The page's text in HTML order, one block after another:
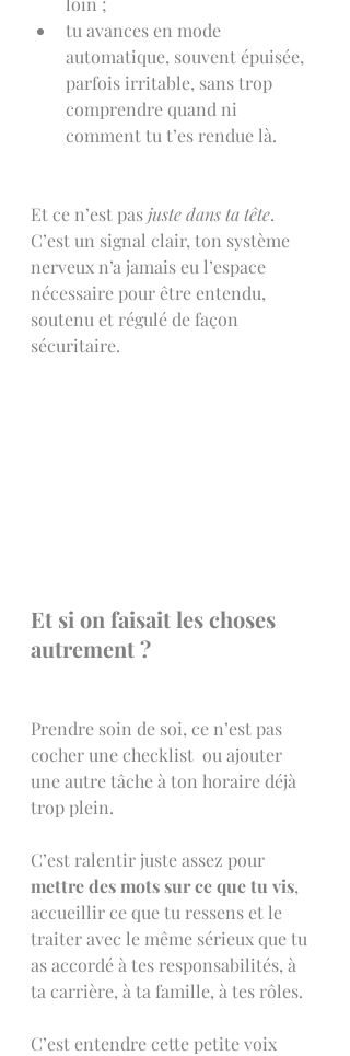
tu avances en mode
automatique, souvent épuisée,
parfois irritable, sans trop
comprendre quand ni
comment tu t’es rendue là.
Et ce n’est pas juste dans ta tête.
C’est un signal clair, ton système
nerveux n’a jamais eu l’espace
nécessaire pour être entendu,
soutenu et régulé de façon
sécuritaire.
Et si on faisait les choses
autrement ?
Prendre soin de soi, ce n’est pas
cocher une checklist  ou ajouter
une autre tâche à ton horaire déjà
trop plein.
C’est ralentir juste assez pour
mettre des mots sur ce que tu vis,
accueillir ce que tu ressens et le
traiter avec le même sérieux que tu
as accordé à tes responsabilités, à
ta carrière, à ta famille, à tes rôles.
C’est entendre cette petite voix